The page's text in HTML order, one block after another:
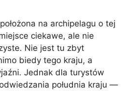
na archipelagu o tej
ciekawe, ale nie
Nie jest tu zbyt
biedy tego kraju, a
Jednak dla turystów
południa kraju —